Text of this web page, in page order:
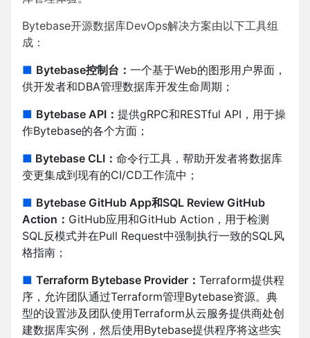
Bytebase开源数据库DevOps解决方案由以下工具组
成：
■ Bytebase控制台： 一个基于Web的图形用户界面，
供开发者和DBA管理数据库开发生命周期；
■ Bytebase API： 提供gRPC和RESTful API，用于操
作Bytebase的各个方面；
■ Bytebase CLI： 命令行工具，帮助开发者将数据库
变更集成到现有的CI/CD工作流中；
■ Bytebase GitHub App和SQL Review GitHub
Action： GitHub应用和GitHub Action，用于检测
SQL反模式并在Pull Request中强制执行一致的SQL风
格指南；
■ Terraform Bytebase Provider： Terraform提供程
序，允许团队通过Terraform管理Bytebase资源。典
型的设置涉及团队使用Terraform从云服务提供商处创
建数据库实例，然后使用Bytebase提供程序将这些实